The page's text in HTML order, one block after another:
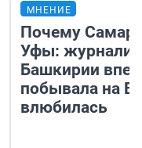
МНЕНИЕ
Почему
Уфы:
Башкирии
побывала на
влюбилась